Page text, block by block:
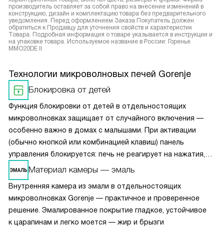
производитель оставляет за собой право на внесение изменений в
конструкцию, дизайн и комплектацию товара без предварительного
уведомления. Перед оформлением Заказа Покупатель должен
обратиться к Продавцу для уточнения свойств и характеристик
Товара. Подробная информация о товаре указывается в инструкции и
на упаковке товара. Используемое название в России: Горенье
MMO20DE II
Технологии микроволновых печей Gorenje
Блокировка от детей
Функция блокировки от детей в отдельностоящих
микроволновках защищает от случайного включения —
особенно важно в домах с малышами. При активации
(обычно кнопкой или комбинацией клавиш) панель
управления блокируется: печь не реагирует на нажатия,
кроме разблокировки. Это предотвращает запуск
устройства без контроля, исключает риск ожогов или
повреждения техники. Блокировка легко снимается —
достаточно повторно нажать нужную кнопку.
Материал камеры — эмаль
Внутренняя камера из эмали в отдельностоящих
микроволновках Gorenje — практичное и проверенное
решение. Эмалированное покрытие гладкое, устойчивое
к царапинам и легко моется — жир и брызги